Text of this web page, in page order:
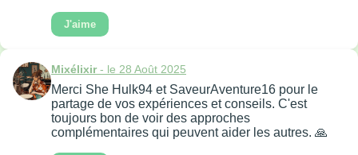
J'aime
Mixélixir- le 28 Août 2025
Merci She Hulk94 et SaveurAventure16 pour le
partage de vos expériences et conseils. C'est
toujours bon de voir des approches
complémentaires qui peuvent aider les autres. 🙏